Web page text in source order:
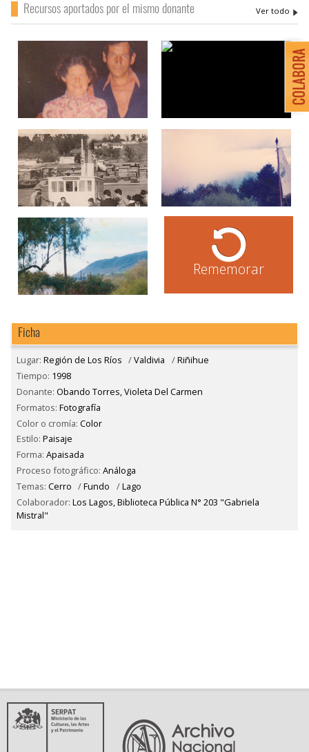
Recursos aportados por el mismo donante
Rememorar
Ficha
Lugar: Región de Los Ríos /Valdivia /Riñihue
Tiempo: 1998
Donante: Obando Torres, Violeta Del Carmen
Formatos: Fotografía
Color o cromía: Color
Estilo: Paisaje
Forma: Apaisada
Proceso fotográfico: Análoga
Temas: Cerro /Fundo /Lago
Colaborador: Los Lagos, Biblioteca Pública N° 203 "Gabriela
Mistral"